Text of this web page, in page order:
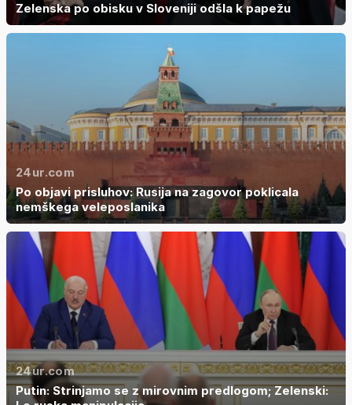
Zelenska po obisku v Sloveniji odšla k papežu
24ur.com
Po objavi prisluhov: Rusija na zagovor poklicala
nemškega veleposlanika
24ur.com
Putin: Strinjamo se z mirovnim predlogom; Zelenski: